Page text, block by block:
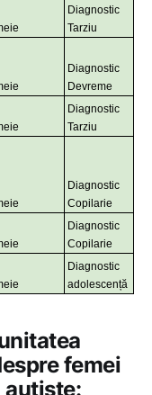
Diagnostic
Tarziu
Diagnostic
Devreme
Diagnostic
Tarziu
Diagnostic
Copilarie
Diagnostic
Copilarie
Diagnostic
adolescență
femei
autiste: